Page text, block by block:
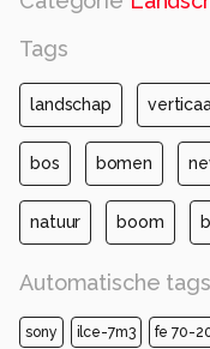
Tags
landschap
bos bomen
natuur boom
Automatische tags
sony ilce-7m3 fe 70-